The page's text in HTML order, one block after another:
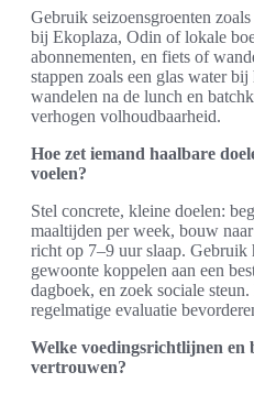
Gebruik seizoensgroenten
bij Ekoplaza, Odin of lokale
abonnementen, en fiets of
stappen zoals een glas water
wandelen na de lunch en
verhogen volhoudbaarheid.
Hoe zet iemand haalbare
voelen?
Stel concrete, kleine doelen:
maaltijden per week, bouw
richt op 7–9 uur slaap. Gebruik
gewoonte koppelen aan een
dagboek, en zoek sociale
regelmatige evaluatie
Welke voedingsrichtlijnen en
vertrouwen?